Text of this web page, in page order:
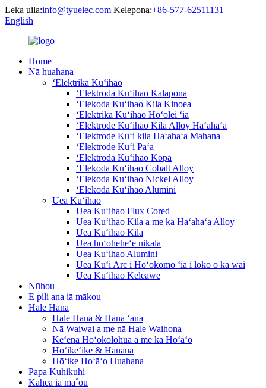
Leka uila:info@tyuelec.com Kelepona:+86-577-62511131
English
Home
Nā huahana
ʻElektrika Kuʻihao
ʻElektroda Kuʻihao Kalapona
ʻElekoda Kuʻihao Kila Kinoea
ʻElektrika Kuʻihao Hoʻolei ʻia
ʻElektrode Kuʻihao Kila Alloy Haʻahaʻa
ʻElektrode Kuʻi kila Haʻahaʻa Mahana
ʻElektrode Kuʻi Paʻa
ʻElektroda Kuʻihao Kopa
ʻElekoda Kuʻihao Cobalt Alloy
ʻElekoda Kuʻihao Nickel Alloy
ʻElekoda Kuʻihao Alumini
Uea Kuʻihao
Uea Kuʻihao Flux Cored
Uea Kuʻihao Kila a me ka Haʻahaʻa Alloy
Uea Kuʻihao Kila
Uea hoʻoheheʻe nikala
Uea Kuʻihao Alumini
Uea Kuʻi Arc i Hoʻokomo ʻia i loko o ka wai
Uea Kuʻihao Keleawe
Nūhou
E pili ana iā mākou
Hale Hana
Hale Hana & Hana ʻana
Nā Waiwai a me nā Hale Waihona
Keʻena Hoʻokolohua a me ka Hoʻāʻo
Hōʻikeʻike & Hanana
Hōʻike Hoʻāʻo Huahana
Papa Kuhikuhi
Kāhea iā mā˚ou